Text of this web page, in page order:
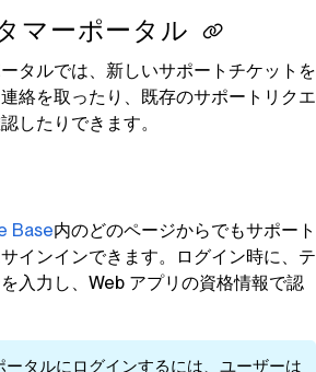
マーポータル
タルでは、新しいサポートチケットを
絡を取ったり、既存のサポートリクエ
したりできます。
Base内のどのページからでもサポート
インインできます。ログイン時に、テ
入力し、Web アプリの資格情報で認
タルにログインするには、ユーザーは